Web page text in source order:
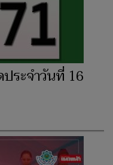
ระจำวันที่ 16